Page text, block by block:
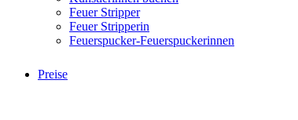
Feuer Stripper
Feuer Stripperin
Feuerspucker-Feuerspuckerinnen
Preise